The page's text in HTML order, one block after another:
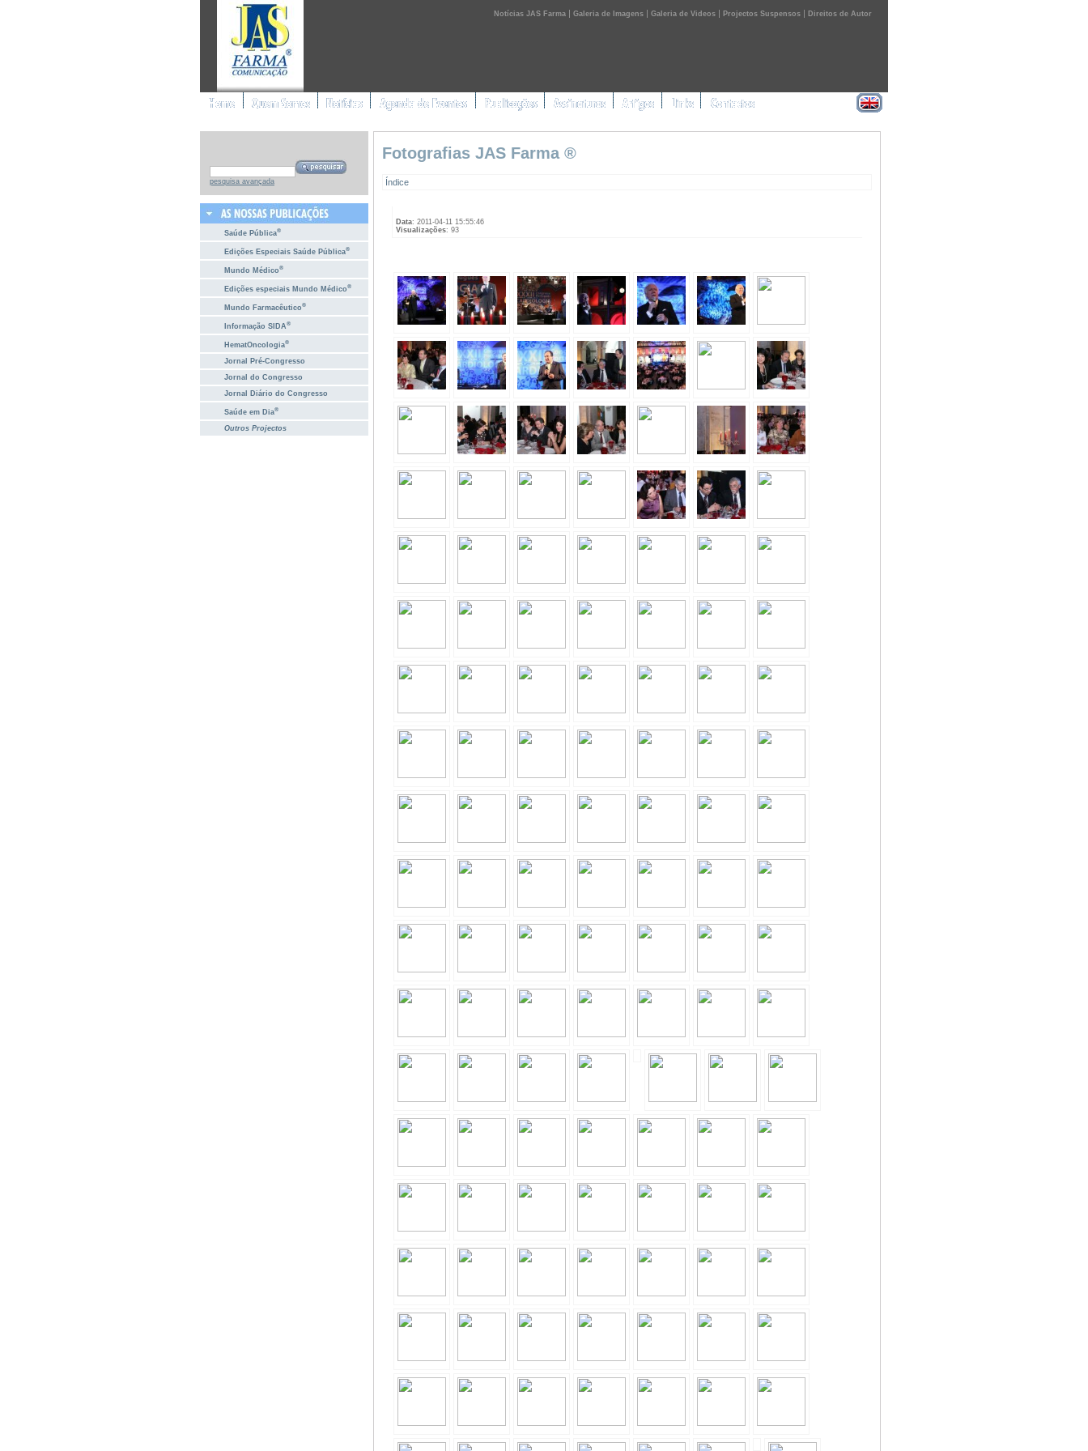
Notícias JAS Farma | Galeria de Imagens | Galeria de Videos | Projectos Suspensos | Direitos de Autor
pesquisa avançada
Saúde Pública®
Edições Especiais Saúde Pública®
Mundo Médico®
Edições especiais Mundo Médico®
Mundo Farmacêutico®
Informação SIDA®
HematOncologia®
Jornal Pré-Congresso
Jornal do Congresso
Jornal Diário do Congresso
Saúde em Dia®
Outros Projectos
Fotografias JAS Farma ®
Índice
Data: 2011-04-11 15:55:46
Visualizações: 93